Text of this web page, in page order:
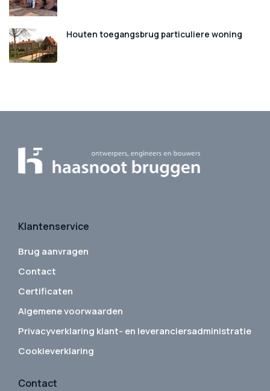
Houten toegangsbrug particuliere woning
Klantenservice
Brug aanvragen
Contact
Certificaten
Algemene voorwaarden
Privacyverklaring klant- en leveranciersadministratie
Cookieverklaring
Contact